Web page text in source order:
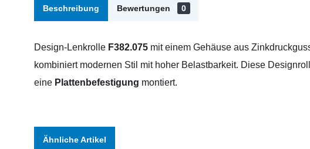
Beschreibung Bewertungen 0
Design-Lenkrolle F382.075 mit einem Gehäuse aus
kombiniert modernen Stil mit hoher Belastbarkeit. Diese
eine Plattenbefestigung montiert.
Ähnliche Artikel